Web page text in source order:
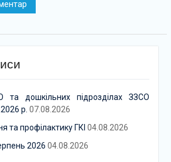
та дошкільних підрозділах ЗЗСО
р. 07.08.2026
та профілактику ГКІ 04.08.2026
2026 04.08.2026